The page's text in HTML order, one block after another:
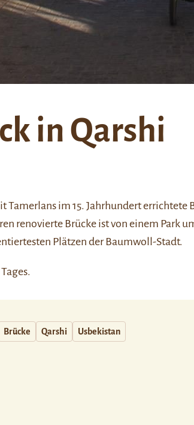
in Qarshi
Tamerlans im 15. Jahrhundert errichtete
renovierte Brücke ist von einem Park
Plätzen der Baumwoll-Stadt.
Brücke Qarshi Usbekistan